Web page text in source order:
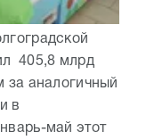
405,8 млрд
за аналогичный
в
май этот